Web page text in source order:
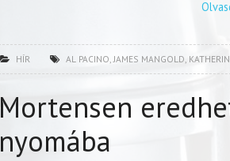
HÍR AL PACINO,JAMES MANGOLD,
Mortensen
nyomába